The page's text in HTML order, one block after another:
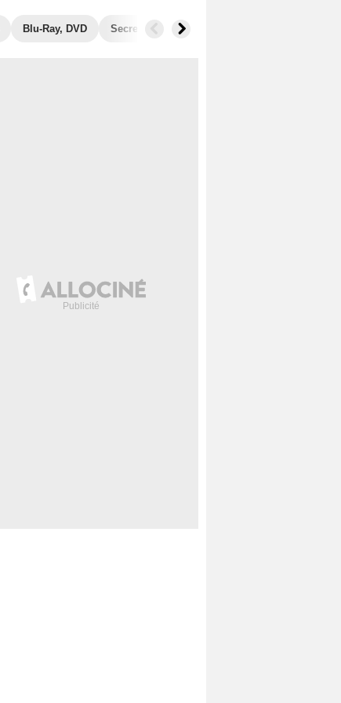
Blu-Ray, DVD Secrets de tournage